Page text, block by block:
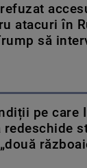
atacuri în
să
pe care
redeschide